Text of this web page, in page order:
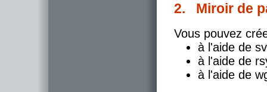
2. Miroir de
Vous pouvez
à l'aide de
à l'aide de
à l'aide de